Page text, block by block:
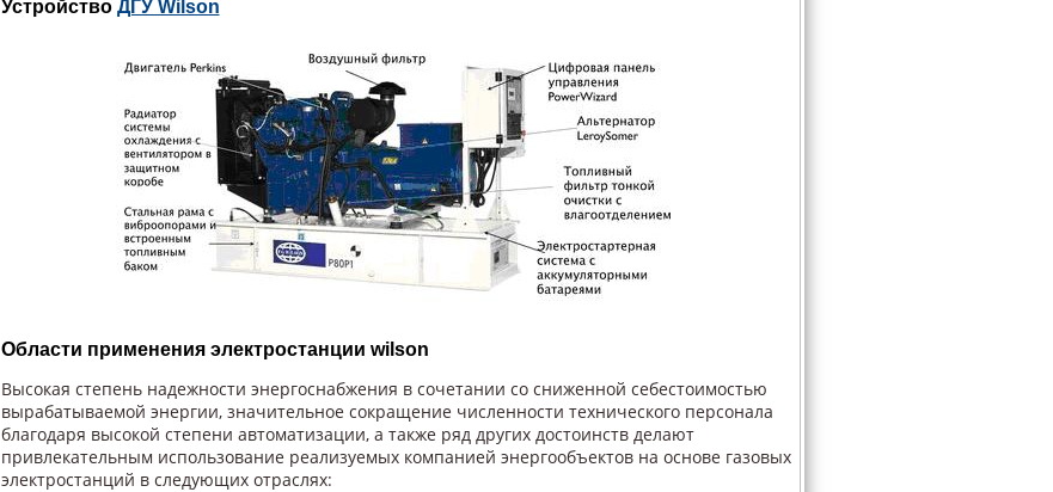
Устройство ДГУ Wilson
Области применения электростанции wilson
Высокая степень надежности энергоснабжения в сочетании со сниженной себестоимостью
вырабатываемой энергии, значительное сокращение численности технического персонала
благодаря высокой степени автоматизации, а также ряд других достоинств делают
привлекательным использование реализуемых компанией энергообъектов на основе газовых
электростанций в следующих отраслях: